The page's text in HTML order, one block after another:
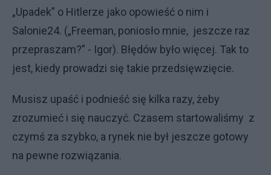
„Upadek” o Hitlerze jako opowieść o nim i
Salonie24. („Freeman, poniosło mnie, jeszcze raz
przepraszam?” - Igor). Błędów było więcej. Tak to
jest, kiedy prowadzi się takie przedsięwzięcie.
Musisz upaść i podnieść się kilka razy, żeby
zrozumieć i się nauczyć. Czasem startowaliśmy z
czymś za szybko, a rynek nie był jeszcze gotowy
na pewne rozwiązania.